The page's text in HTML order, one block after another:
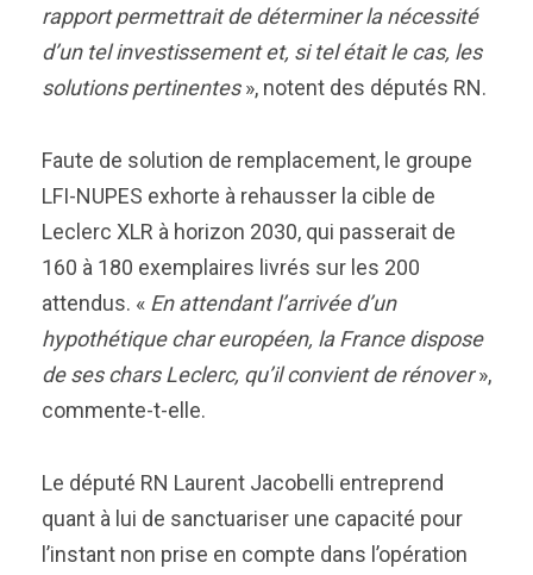
rapport permettrait de déterminer la nécessité
d’un tel investissement et, si tel était le cas, les
solutions pertinentes», notent des députés RN.
Faute de solution de remplacement, le groupe
LFI-NUPES exhorte à rehausser la cible de
Leclerc XLR à horizon 2030, qui passerait de
160 à 180 exemplaires livrés sur les 200
attendus. « En attendant l’arrivée d’un
hypothétique char européen, la France dispose
de ses chars Leclerc, qu’il convient de rénover»,
commente-t-elle.
Le député RN Laurent Jacobelli entreprend
quant à lui de sanctuariser une capacité pour
l’instant non prise en compte dans l’opération